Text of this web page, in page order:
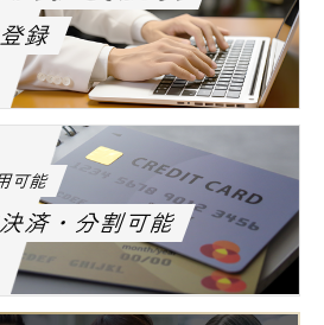
録
可能
済・分割可能